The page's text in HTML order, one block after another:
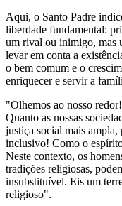
Aqui, o Santo Padre
liberdade fundamental:
um rival ou inimigo, mas
levar em conta a
o bem comum e o
enriquecer e servir a
"Olhemos ao nosso
Quanto as nossas
justiça social mais
inclusivo! Como o
Neste contexto, os
tradições religiosas,
insubstituível. Eis um
religioso".